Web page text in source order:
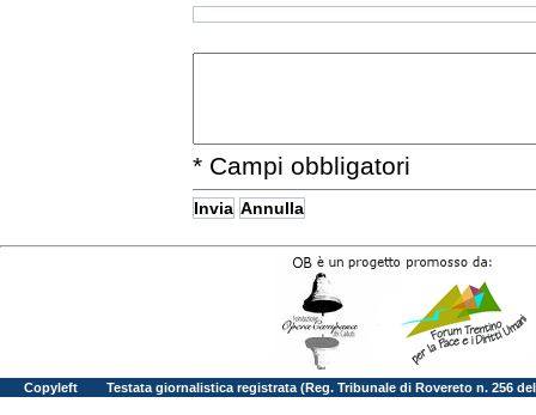
* Campi obbligatori
Copyleft Testata giornalistica registrata (Reg. Tribunale di Rovereto n. 256